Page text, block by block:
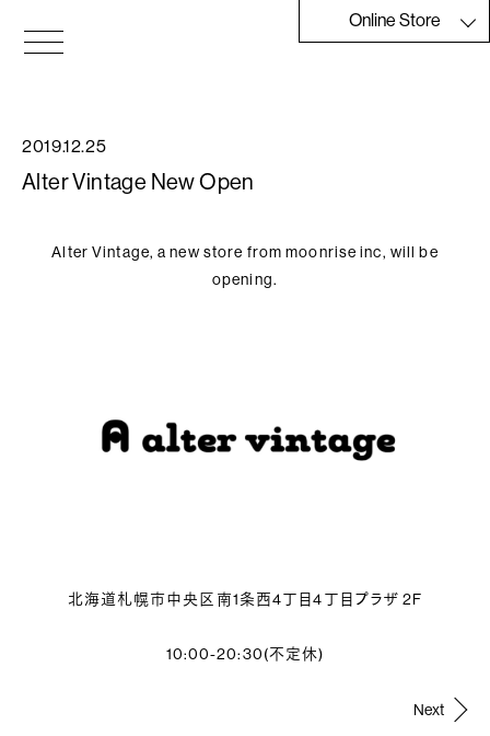
Online Store
2019.12.25
Alter Vintage New Open
Alter Vintage, a new store from moonrise inc, will be
opening.
北海道札幌市中央区南1条西4丁目4丁目プラザ 2F
10:00-20:30(不定休)
Next